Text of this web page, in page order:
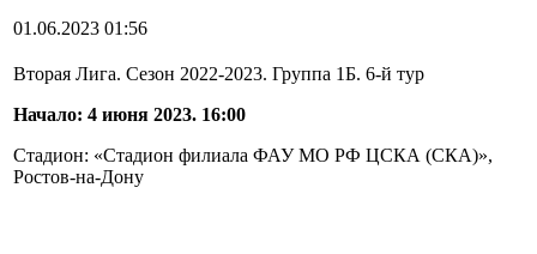
01.06.2023 01:56
Вторая Лига. Сезон 2022-2023. Группа 1Б. 6-й тур
Начало: 4 июня 2023. 16:00
Стадион: «Стадион филиала ФАУ МО РФ ЦСКА (СКА)»,
Ростов-на-Дону